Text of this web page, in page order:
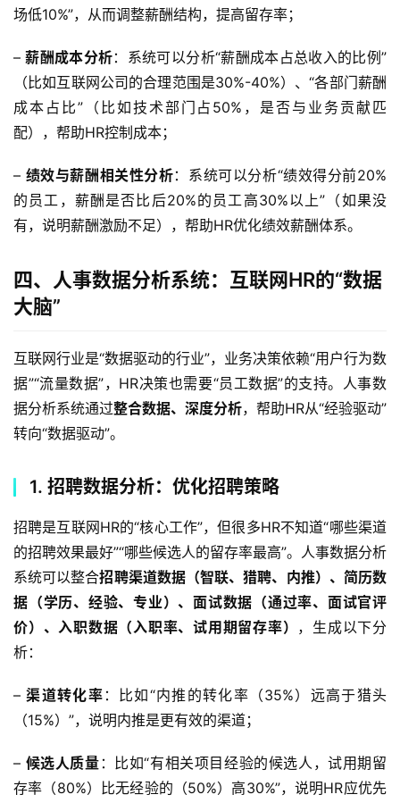
场低10%”，从而调整薪酬结构，提高留存率；
– 薪酬成本分析：系统可以分析“薪酬成本占总收入的比例”
（比如互联网公司的合理范围是30%-40%）、“各部门薪酬
成本占比”（比如技术部门占50%，是否与业务贡献匹
配），帮助HR控制成本；
– 绩效与薪酬相关性分析：系统可以分析“绩效得分前20%
的员工，薪酬是否比后20%的员工高30%以上”（如果没
有，说明薪酬激励不足），帮助HR优化绩效薪酬体系。
四、人事数据分析系统：互联网HR的“数据
大脑”
互联网行业是“数据驱动的行业”，业务决策依赖“用户行为数
据”“流量数据”，HR决策也需要“员工数据”的支持。人事数
据分析系统通过整合数据、深度分析，帮助HR从“经验驱动”
转向“数据驱动”。
1. 招聘数据分析：优化招聘策略
招聘是互联网HR的“核心工作”，但很多HR不知道“哪些渠道
的招聘效果最好”“哪些候选人的留存率最高”。人事数据分析
系统可以整合招聘渠道数据（智联、猎聘、内推）、简历数
据（学历、经验、专业）、面试数据（通过率、面试官评
价）、入职数据（入职率、试用期留存率） ，生成以下分
析：
– 渠道转化率 ：比如“内推的转化率（35%）远高于猎头
（15%）”，说明内推是更有效的渠道；
– 候选人质量 ：比如“有相关项目经验的候选人，试用期留
存率（80%）比无经验的（50%）高30%”，说明HR应优先